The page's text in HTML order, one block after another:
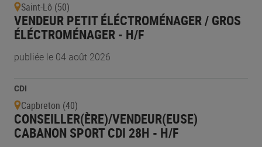
Saint-Lô (50)
VENDEUR PETIT ÉLÉCTROMÉNAGER / GROS
ÉLÉCTROMÉNAGER - H/F
publiée le 04 août 2026
CDI
Capbreton (40)
CONSEILLER(ÈRE)/VENDEUR(EUSE)
CABANON SPORT CDI 28H - H/F